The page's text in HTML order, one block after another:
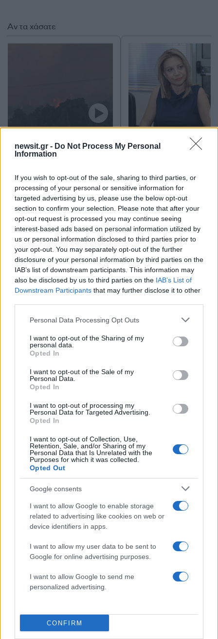
newsit.gr - Do Not Process My Personal
Information
If you wish to opt-out of the sale, sharing to third parties, or
processing of your personal or sensitive information for
targeted advertising by us, please use the below opt-out
section to confirm your selection. Please note that after your
opt-out request is processed you may continue seeing
interest-based ads based on personal information utilized by
us or personal information disclosed to third parties prior to
your opt-out. You may separately opt-out of the further
disclosure of your personal information by third parties on the
IAB’s list of downstream participants. This information may
also be disclosed by us to third parties on the IAB’s List of
Downstream Participants that may further disclose it to other
Please note that this website/app uses one or more Google
not limited to your visit or usage behaviour. You may click to
grant or deny consent to Google and its third-party tags to
use your data for below specified purposes in below Google
consent section.
Personal Data Processing Opt Outs
I want to opt-out of the Sharing of my
personal data.
Opted In
I want to opt-out of the Sale of my
Personal Data.
Opted In
I want to opt-out of processing my
Personal Data for Targeted Advertising.
Opted In
I want to opt-out of Collection, Use,
Retention, Sale, and/or Sharing of my
Personal Data that Is Unrelated with the
Purposes for which it was collected.
Opted Out
Google consents
I want to allow Google to enable storage
related to advertising like cookies on web or
device identifiers in apps.
I want to allow my user data to be sent to
Google for online advertising purposes.
I want to allow Google to send me
personalized advertising.
CONFIRM
Σχόλια
Σχολίασε εδώ
50 /50
Υποβολή σχολίου
Κόσμος
Share:
Ακολουθήστε το Νewsit.gr στο
τελευταία νέατης ημέρας
Αν τα χάσατε
για εκκένωση του Αγίου
Στυλιανού προς Καλύβια –
Λεωφόρο Λαυρίου
Η Μαρία
απαντά για τις
αποχωρήσεις:
προσέγγισε
Πιο δημοφιλή
Πάρος: «Αν ήταν κάποιος πάνω από την
πισίνα, δε θα είχα θρηνήσει το παιδί μου» –
Η σπαρακτική περιγραφή του πατέρα και
Μετέτρεψαν το Σαρακήνικο της Μήλου σε
ελικοδρόμιο – «Πάρκαραν» το ελικόπτερο